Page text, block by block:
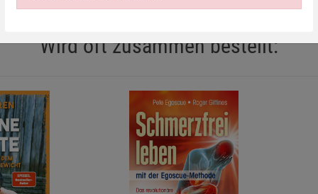
Wird oft zusammen bestellt:
Einstellungen speichern für die GruppeEinstellungen speichern für die Gruppe
Zurück Einstellungen speichern für die
Einwilligung nicht erteilen
Notwendige Cookies (5)
Beschreibung Notwendige Cookies